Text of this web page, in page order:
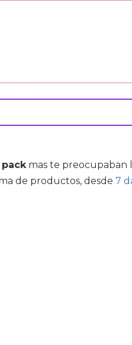
mas te preocupaban
de productos, desde 7